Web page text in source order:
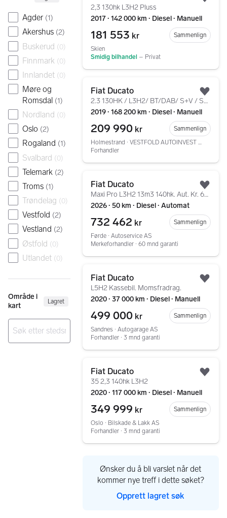
Agder (1)
Akershus (2)
Buskerud (0)
Finnmark (0)
Innlandet (0)
Møre og
Romsdal (1)
Nordland (0)
Oslo (2)
Rogaland (1)
Svalbard (0)
Telemark (2)
Troms (1)
Trøndelag (0)
Vestfold (2)
Vestland (2)
Østfold (0)
Utlandet (0)
Område i
kart
Lagret
2,3 130hk L3H2 Pluss
2017 ∙ 142 000 km ∙ Diesel ∙ Manuell
181 553 kr
Sammenlign
Skien
Smidig bilhandel – Privat
Fiat Ducato
2.3 130HK / L3H2/ BT/DAB/ S+V / Service + regreim
2019 ∙ 168 200 km ∙ Diesel ∙ Manuell
209 990 kr
Sammenlign
Holmestrand ∙ VESTFOLD AUTOINVEST AS
Forhandler
Fiat Ducato
Maxi Pro L3H2 13m3 140hk. Aut. Kr. 625.000,- + m.v.a.
2026 ∙ 50 km ∙ Diesel ∙ Automat
732 462 kr
Sammenlign
Førde ∙ Autoservice AS
Merkeforhandler ∙ 60 mnd garanti
Fiat Ducato
L5H2 Kassebil. Momsfradrag.
2020 ∙ 37 000 km ∙ Diesel ∙ Manuell
499 000 kr
Sammenlign
Sandnes ∙ Autogarage AS
Forhandler ∙ 3 mnd garanti
Fiat Ducato
35 2,3 140hk L3H2
2020 ∙ 117 000 km ∙ Diesel ∙ Manuell
349 999 kr
Sammenlign
Oslo ∙ Bilskade & Lakk AS
Forhandler ∙ 3 mnd garanti
Ønsker du å bli varslet når det
kommer nye treff i dette søket?
Opprett lagret søk